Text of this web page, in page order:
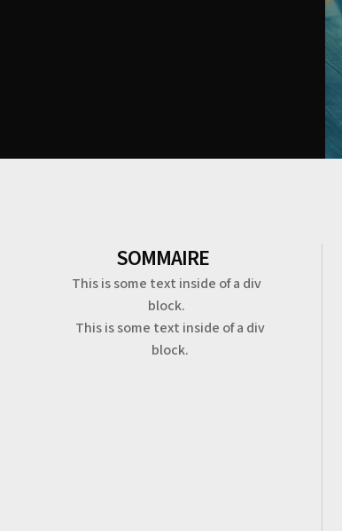
SOMMAIRE
This is some text inside of a div
block.
This is some text inside of a div
block.